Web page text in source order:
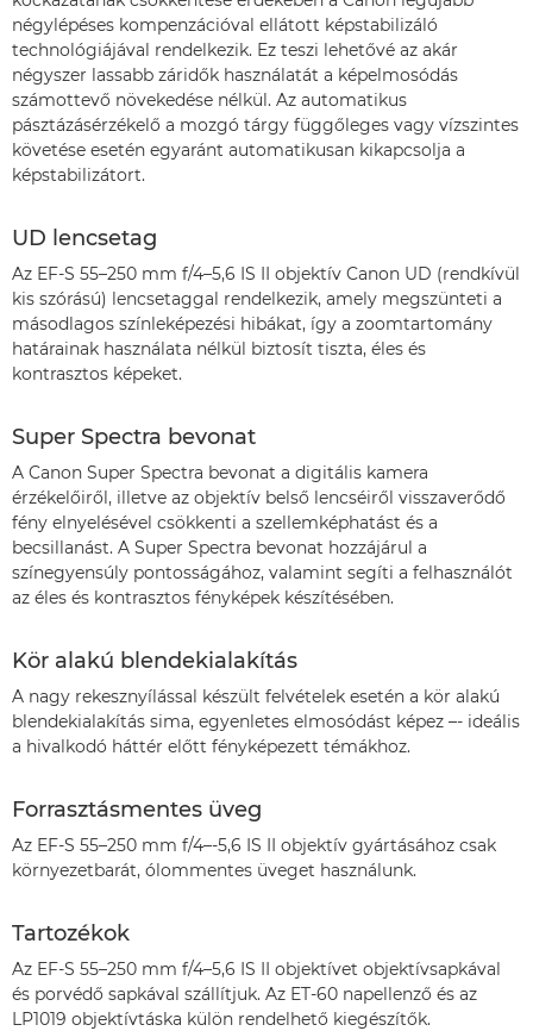
négylépéses kompenzációval ellátott képstabilizáló
technológiájával rendelkezik. Ez teszi lehetővé az akár
négyszer lassabb záridők használatát a képelmosódás
számottevő növekedése nélkül. Az automatikus
pásztázásérzékelő a mozgó tárgy függőleges vagy vízszintes
követése esetén egyaránt automatikusan kikapcsolja a
képstabilizátort.
UD lencsetag
Az EF-S 55–250 mm f/4–5,6 IS II objektív Canon UD (rendkívül
kis szórású) lencsetaggal rendelkezik, amely megszünteti a
másodlagos színleképezési hibákat, így a zoomtartomány
határainak használata nélkül biztosít tiszta, éles és
kontrasztos képeket.
Super Spectra bevonat
A Canon Super Spectra bevonat a digitális kamera
érzékelőiről, illetve az objektív belső lencséiről visszaverődő
fény elnyelésével csökkenti a szellemképhatást és a
becsillanást. A Super Spectra bevonat hozzájárul a
színegyensúly pontosságához, valamint segíti a felhasználót
az éles és kontrasztos fényképek készítésében.
Kör alakú blendekialakítás
A nagy rekesznyílással készült felvételek esetén a kör alakú
blendekialakítás sima, egyenletes elmosódást képez –- ideális
a hivalkodó háttér előtt fényképezett témákhoz.
Forrasztásmentes üveg
Az EF-S 55–250 mm f/4–-5,6 IS II objektív gyártásához csak
környezetbarát, ólommentes üveget használunk.
Tartozékok
Az EF-S 55–250 mm f/4–5,6 IS II objektívet objektívsapkával
és porvédő sapkával szállítjuk. Az ET-60 napellenző és az
LP1019 objektívtáska külön rendelhető kiegészítők.